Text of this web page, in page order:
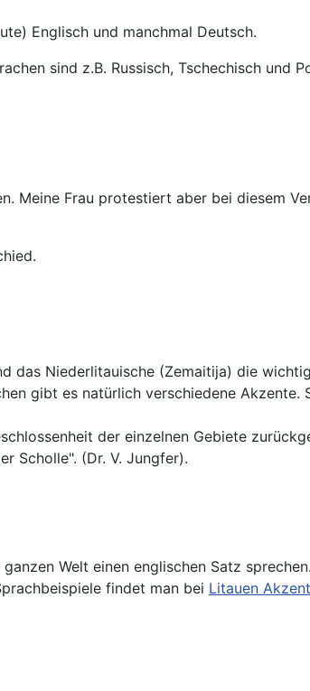
Englisch und manchmal Deutsch.
sind z.B. Russisch, Tschechisch und
Meine Frau protestiert aber bei diesem
das Niederlitauische (Zemaitija) die
gibt es natürlich verschiedene Akzente.
der einzelnen Gebiete
Scholle". (Dr. V. Jungfer).
Welt einen englischen Satz
findet man bei Litauen